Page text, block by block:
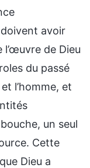
avoir
l’œuvre de Dieu
du passé
l’homme, et
un seul
Cette
Dieu a